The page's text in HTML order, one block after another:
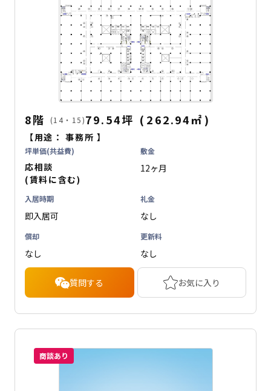
8階 (14・15)79.54坪 ( 262.94㎡ )
【用途：事務所 】
坪単価(共益費)
応相談
(賃料に含む)
敷金
12ヶ月
入居時期
即入居可
礼金
なし
償却
なし
更新料
なし
質問する お気に入り
商談あり